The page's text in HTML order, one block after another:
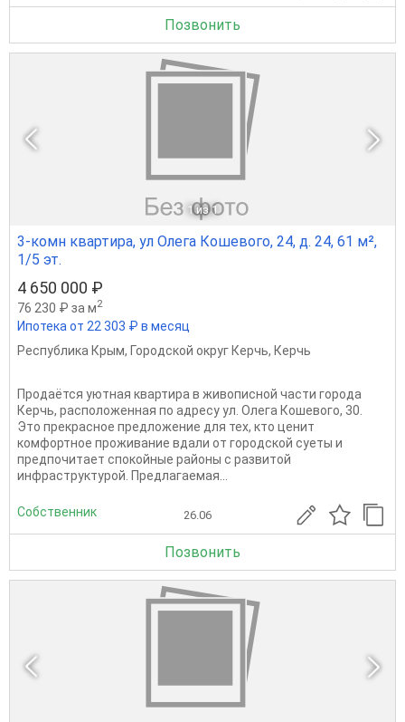
Позвонить
1 из 1
3-комн квартира, ул Олега Кошевого, 24, д. 24, 61 м²,
1/5 эт.
4 650 000 ₽
76 230 ₽ за м2
Ипотека от 22 303 ₽ в месяц
Республика Крым, Городской округ Керчь, Керчь
Продаётся уютная квартира в живописной части города
Керчь, расположенная по адресу ул. Олега Кошевого, 30.
Это прекрасное предложение для тех, кто ценит
комфортное проживание вдали от городской суеты и
предпочитает спокойные районы с развитой
инфраструктурой. Предлагаемая...
Собственник 26.06
Позвонить